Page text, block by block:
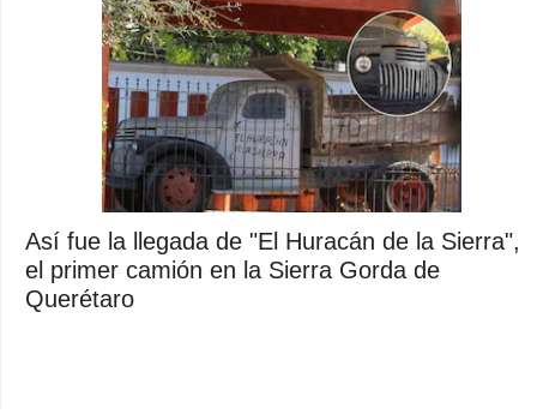
Así fue la llegada de "El Huracán de la Sierra",
el primer camión en la Sierra Gorda de
Querétaro